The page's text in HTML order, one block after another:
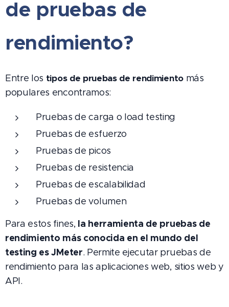
de pruebas de
rendimiento?
Entre los tipos de pruebas de rendimientomás
populares encontramos:
Pruebas de carga o load testing
Pruebas de esfuerzo
Pruebas de picos
Pruebas de resistencia
Pruebas de escalabilidad
Pruebas de volumen
Para estos fines, la herramienta de pruebas de
rendimiento más conocida en el mundo del
testing es JMeter. Permite ejecutar pruebas de
rendimiento para las aplicaciones web, sitios web y
API.